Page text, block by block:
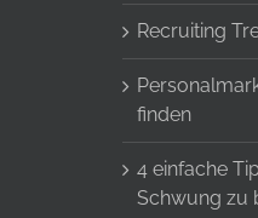
Recruiting
finden
4 einfache
Schwung zu